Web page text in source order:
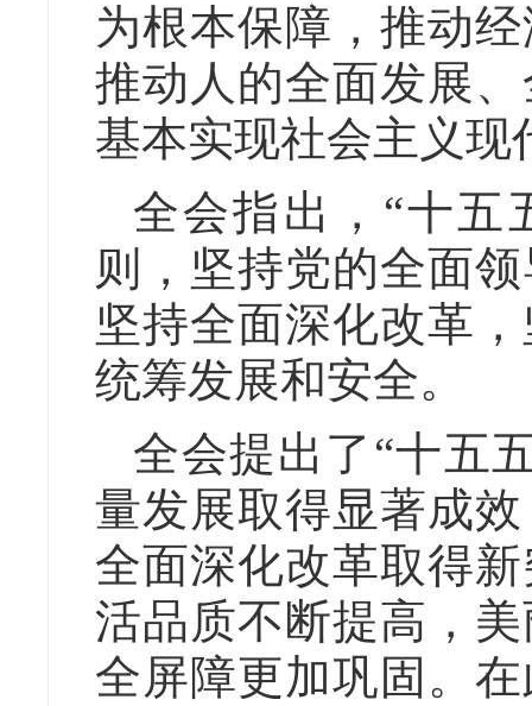
为根本保障，推动
推动人的全面发展
基本实现社会主义现
全会指出，“十五
则，坚持党的全面
坚持全面深化改革
统筹发展和安全。
全会提出了“十五
量发展取得显著成
全面深化改革取得
活品质不断提高，
全屏障更加巩固。